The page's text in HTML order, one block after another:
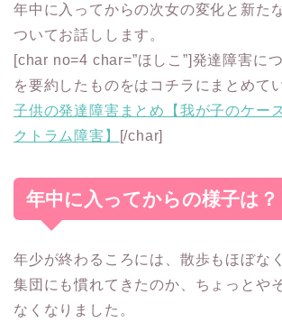
年中に入ってからの次女の変化と新た
ついてお話しします。
[char no=4 char=”ほしこ”]発達障害に
を要約したものをはコチラにまとめて
子供の発達障害まとめ【我が子のケー
クトラム障害】
[/char]
年中に入ってからの様子は？
年少が終わるころには、散歩もほぼな
集団にも慣れてきたのか、ちょっとや
なくなりました。